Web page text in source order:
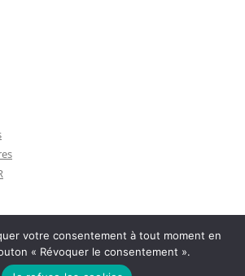
Fièrement propulsé par WordPress
votre consentement à tout moment en
« Révoquer le consentement ».